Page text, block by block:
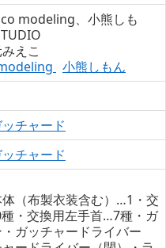
modeling、小熊しも
えこ
小熊しもん
チャード
チャード
（布製衣装含む）…1・交
・交換用左手首…7種・ガ
ガッチャードライバー